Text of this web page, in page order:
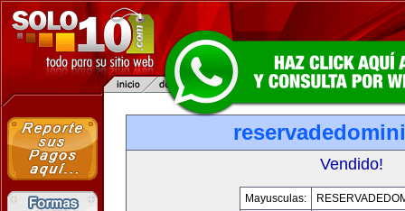
Vendido!
Mayusculas: